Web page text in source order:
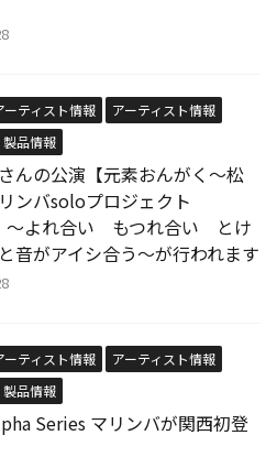
ーティスト情報
アーティスト情報
製品情報
んの公演【元素おんがく〜松
ンバsoloプロジェクト
〜よれ合い もつれ合い とけ
がアイシ合う〜が行われます
ーティスト情報
アーティスト情報
製品情報
Series マリンバが関西初登